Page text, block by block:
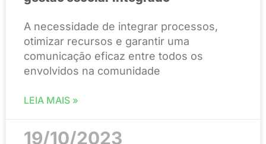
A necessidade de integrar processos,
otimizar recursos e garantir uma
comunicação eficaz entre todos os
envolvidos na comunidade
LEIA MAIS »
19/10/2023